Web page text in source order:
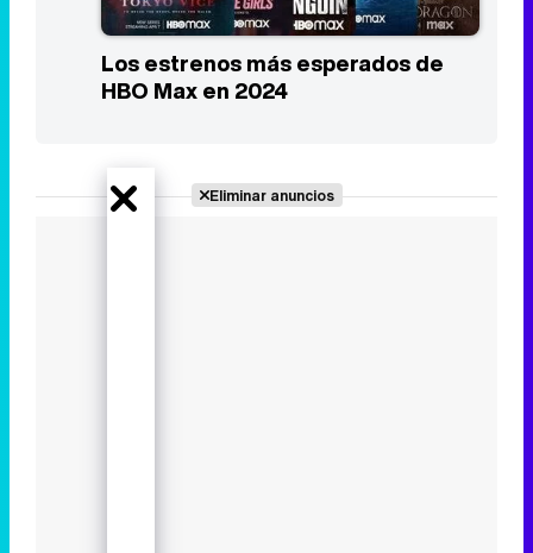
Los estrenos más esperados de
HBO Max en 2024
Eliminar anuncios